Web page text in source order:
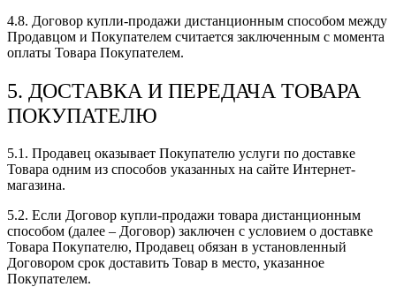
4.8. Договор купли-продажи дистанционным способом между
Продавцом и Покупателем считается заключенным с момента
оплаты Товара Покупателем.
5. ДОСТАВКА И ПЕРЕДАЧА ТОВАРА
ПОКУПАТЕЛЮ
5.1. Продавец оказывает Покупателю услуги по доставке
Товара одним из способов указанных на сайте Интернет-
магазина.
5.2. Если Договор купли-продажи товара дистанционным
способом (далее – Договор) заключен с условием о доставке
Товара Покупателю, Продавец обязан в установленный
Договором срок доставить Товар в место, указанное
Покупателем.